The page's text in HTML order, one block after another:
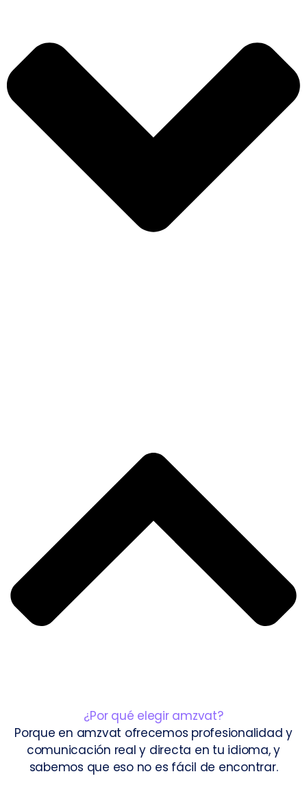
¿Por qué elegir amzvat?
Porque en amzvat ofrecemos profesionalidad y
comunicación real y directa en tu idioma, y
sabemos que eso no es fácil de encontrar.